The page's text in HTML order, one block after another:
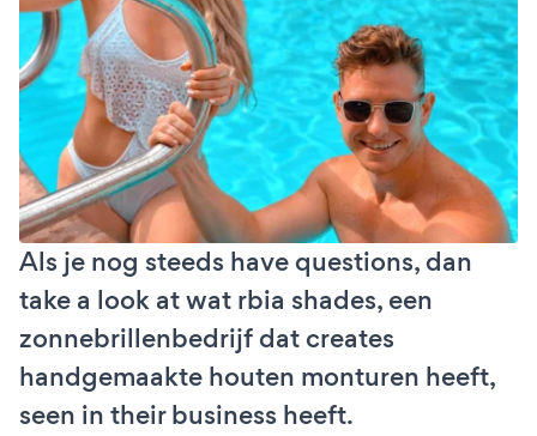
Als je nog steeds have questions, dan
take a look at wat rbia shades, een
zonnebrillenbedrijf dat creates
handgemaakte houten monturen heeft,
seen in their business heeft.